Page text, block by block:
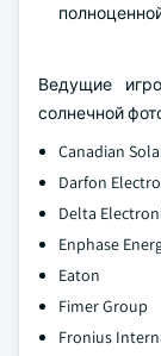
Ведущие
солнечной
Canadian
Darfon
Delta
Enphase
Eaton
Fimer Group
Fronius